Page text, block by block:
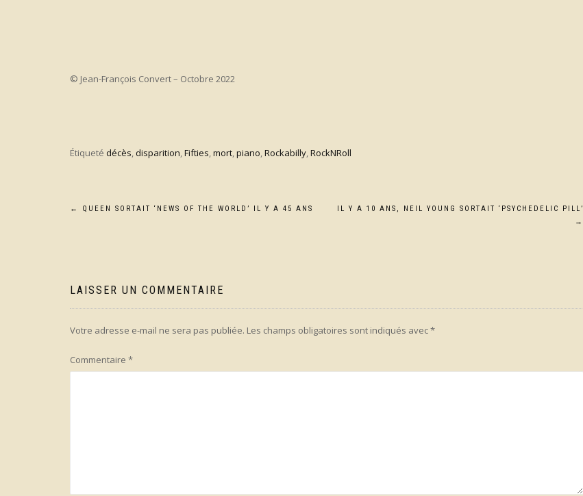
© Jean-François Convert – Octobre 2022
Étiqueté décès,disparition,Fifties,mort,piano,Rockabilly,RockNRoll
Navigation
← QUEEN SORTAIT ‘NEWS OF THE WORLD’ IL Y A 45 ANS
IL Y A 10 ANS, NEIL YOUNG SORTAIT ‘PSYCHEDELIC PILL’
→
LAISSER UN COMMENTAIRE
Votre adresse e-mail ne sera pas publiée. Les champs obligatoires sont indiqués avec*
Commentaire *